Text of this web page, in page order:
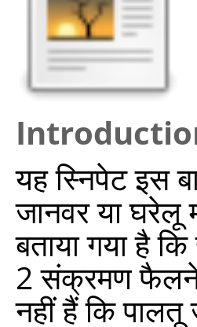
यह स्निपेट इस
जानवर या
बताया गया है
2 संक्रमण फैलने
नहीं हैं कि